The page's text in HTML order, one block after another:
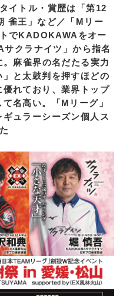
イトル・賞歴は「第12
雀王」など／「Mリー
でKADOKAWAをオー
クラナイツ」から指名
麻雀界の名だたる実力
と太鼓判を押すほどの
れており、業界トップ
名高い。「Mリーグ」
ュラーシーズン個人ス